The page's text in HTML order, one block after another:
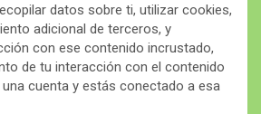
datos sobre ti, utilizar cookies,
adicional de terceros, y
con ese contenido incrustado,
de tu interacción con el contenido
cuenta y estás conectado a esa